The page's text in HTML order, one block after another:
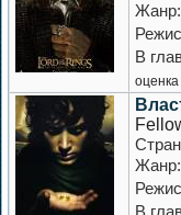
Жанр:
В
Жанр:
В